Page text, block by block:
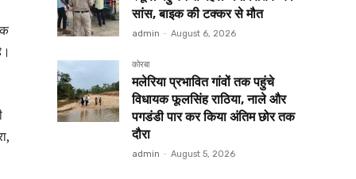
सांस, बाइक की टक्कर से मौत
admin - August 6, 2026
कोरबा
मलेरिया प्रभावित गांवों तक पहुंचे
विधायक फूलसिंह राठिया, नाले और
पगडंडी पार कर किया अंतिम छोर तक
दौरा
admin - August 5, 2026